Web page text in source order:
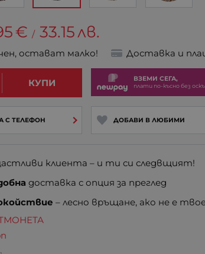
€ / 33.15лв.
остават малко! Доставка и
КУПИ ВЗЕМИ СЕГА,
плати по-късно без
С ТЕЛЕФОН ДОБАВИ В ЛЮБИМИ
клиента – и ти си следвщият!
доставка с опция за преглед
– лесно връщане, ако не е